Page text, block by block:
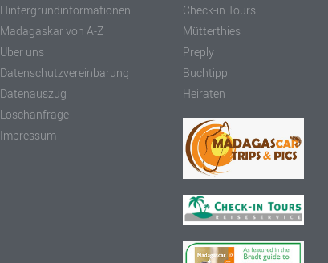
Hintergrundinformationen
Madagaskar von A-Z
Über uns
Datenschutzvereinbarung
Datenauszug
Löschanfrage
Impressum
Check-in Tours
Mütterthies
Preply
Buchtipp
Heiraten